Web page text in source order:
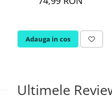
Adauga in cos
Ultimele